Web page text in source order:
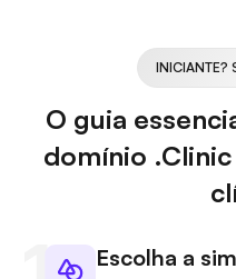
INICIANTE?
O guia
domínio
Escolha a